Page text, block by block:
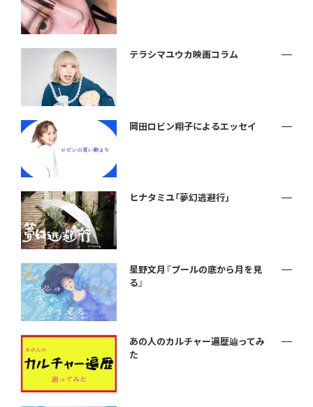
テラシマユウカ映画コラム
岡田ロビン翔子によるエッセイ
ヒナタミユ「夢幻逃避行」
星野文月『プールの底から月を見
る』
あの人のカルチャー遍歴辿ってみ
た